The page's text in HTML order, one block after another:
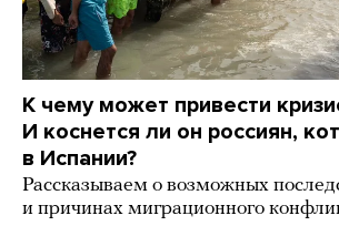
К чему может привести
И коснется ли он россиян,
в Испании?
Рассказываем о возможных
и причинах миграционного